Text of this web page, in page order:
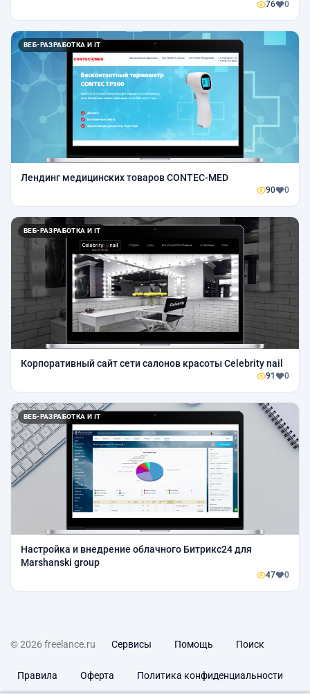
76 0
ВЕБ-РАЗРАБОТКА И IT
Лендинг медицинских товаров CONTEC-MED
90 0
ВЕБ-РАЗРАБОТКА И IT
Корпоративный сайт сети салонов красоты Celebrity nail
91 0
ВЕБ-РАЗРАБОТКА И IT
Настройка и внедрение облачного Битрикс24 для
Marshanski group
47 0
© 2026 freelance.ru Сервисы Помощь Поиск
Правила Оферта Политика конфиденциальности